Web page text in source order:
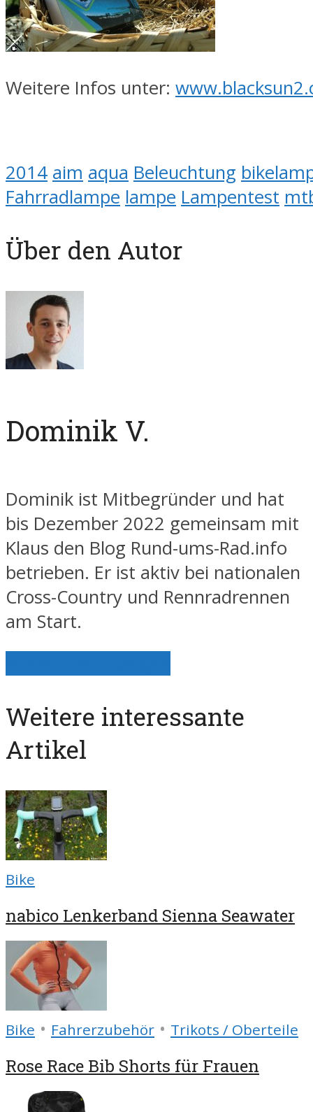
Weitere Infos unter:
2014 aim aqua Beleuchtung
Fahrradlampe lampe Lampentest
Über den Autor
Dominik V.
Dominik ist Mitbegründer und hat
bis Dezember 2022 gemeinsam mit
Klaus den Blog Rund-ums-Rad.info
betrieben. Er ist aktiv bei nationalen
Cross-Country und Rennradrennen
am Start.
Weitere interessante
Artikel
Bike
nabico Lenkerband Sienna Seawater
Bike • Fahrerzubehör • Trikots / Oberteile
Rose Race Bib Shorts für Frauen